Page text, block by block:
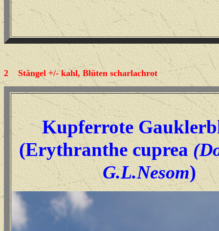
2Stängel +/- kahl, Blüten scharlachrot
Kupferrote
(Erythranthe cuprea
G.L.Nesom)